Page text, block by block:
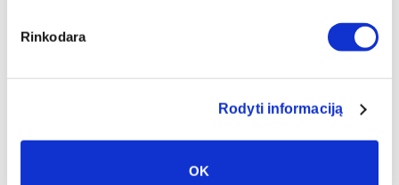
Rinkodara
Rodyti informaciją
OK
auksinį 2cm pločio rėmelį, kuris drobę
interjero akcentu.
Jūsų jau turimą drobę, susisiekite su
mumis el. paštu labas@drobiunamai.lt